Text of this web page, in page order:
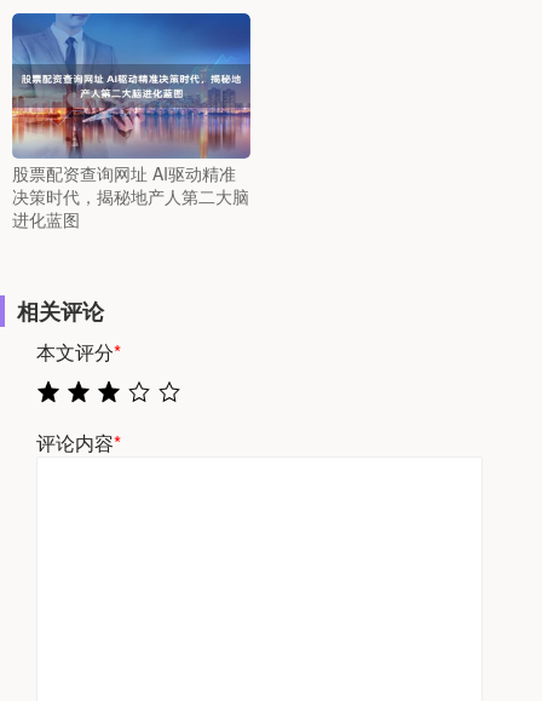
股票配资查询网址 AI驱动精准
决策时代，揭秘地产人第二大脑
进化蓝图
相关评论
本文评分*
评论内容*